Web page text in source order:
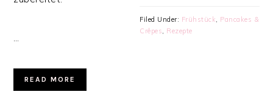
…
READ MORE
Filed Under: Frühstück, Pancakes &
Crêpes, Rezepte